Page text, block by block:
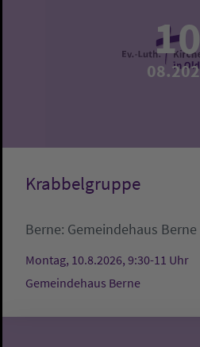
Krabbelgruppe
Berne: Gemeindehaus Berne
Montag, 10.8.2026, 9:30-11 Uhr
Gemeindehaus Berne